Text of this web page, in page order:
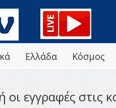
Ελλάδα Κόσμος
εγγραφές στις